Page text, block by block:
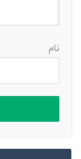
نام